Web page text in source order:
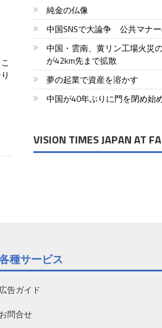
純金の仏像
中国SNSで大論争 公共マナ
中国・雲南、黄リン工場火災
が42km先まで拡散
夢の起業で資産を溶かす
中国が40年ぶりに門を閉め始
VISION TIMES JAPAN AT
種サービス
広告ガイド
お問合せ